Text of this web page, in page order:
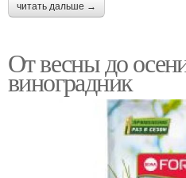
читать дальше →
От весны до
виноградник